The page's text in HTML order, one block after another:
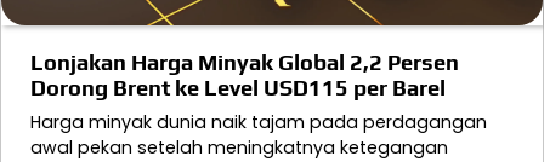
Lonjakan Harga Minyak Global 2,2 Persen
Dorong Brent ke Level USD115 per Barel
Harga minyak dunia naik tajam pada perdagangan
awal pekan setelah meningkatnya ketegangan